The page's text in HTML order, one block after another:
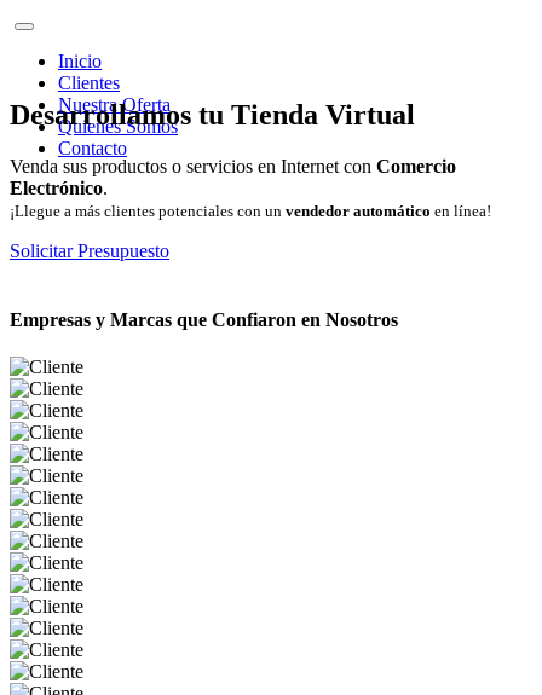
Inicio
Clientes
Nuestra Oferta
Quienes Somos
Contacto
Desarrollamos tu Tienda Virtual
Venda sus productos o servicios en Internet con Comercio
Electrónico.
¡Llegue a más clientes potenciales con un vendedor automático en línea!
Solicitar Presupuesto
Empresas y Marcas que Confiaron en Nosotros